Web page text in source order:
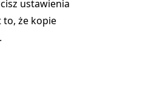
ustawienia
to, że kopie